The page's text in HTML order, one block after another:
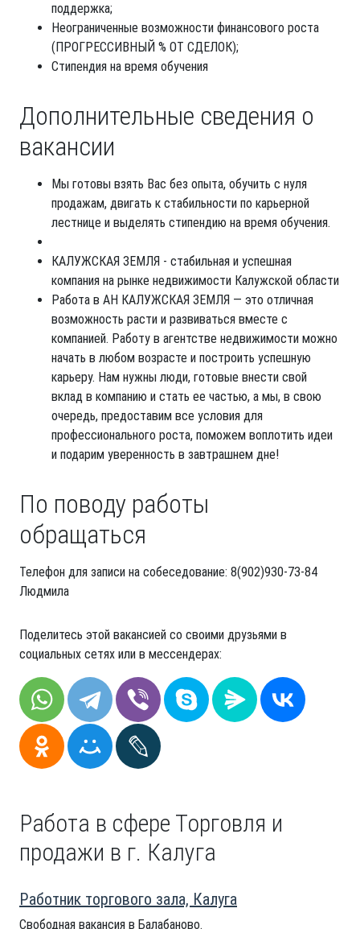
поддержка;
Неограниченные возможности финансового роста
(ПРОГРЕССИВНЫЙ % ОТ СДЕЛОК);
Стипендия на время обучения
Дополнительные сведения о
вакансии
Мы готовы взять Вас без опыта, обучить с нуля
продажам, двигать к стабильности по карьерной
лестнице и выделять стипендию на время обучения.
КАЛУЖСКАЯ ЗЕМЛЯ - стабильная и успешная
компания на рынке недвижимости Калужской области
Работа в АН КАЛУЖСКАЯ ЗЕМЛЯ — это отличная
возможность расти и развиваться вместе с
компанией. Работу в агентстве недвижимости можно
начать в любом возрасте и построить успешную
карьеру. Нам нужны люди, готовые внести свой
вклад в компанию и стать ее частью, а мы, в свою
очередь, предоставим все условия для
профессионального роста, поможем воплотить идеи
и подарим уверенность в завтрашнем дне!
По поводу работы
обращаться
Телефон для записи на собеседование: 8(902)930-73-84
Людмила
Поделитесь этой вакансией со своими друзьями в
социальных сетях или в мессендерах:
Работа в сфере Торговля и
продажи в г. Калуга
Работник торгового зала, Калуга
Свободная вакансия в Балабаново.